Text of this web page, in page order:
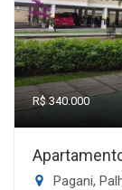
R$ 340.000
Pagani,